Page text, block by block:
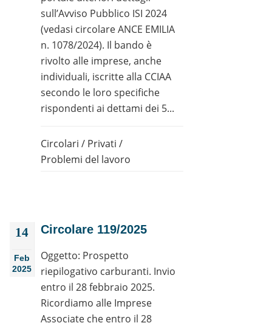
sull’Avviso Pubblico ISI 2024
(vedasi circolare ANCE EMILIA
n. 1078/2024). Il bando è
rivolto alle imprese, anche
individuali, iscritte alla CCIAA
secondo le loro specifiche
rispondenti ai dettami dei 5...
Circolari / Privati /
Problemi del lavoro
14
Feb
2025
Circolare 119/2025
Oggetto: Prospetto
riepilogativo carburanti. Invio
entro il 28 febbraio 2025.
Ricordiamo alle Imprese
Associate che entro il 28